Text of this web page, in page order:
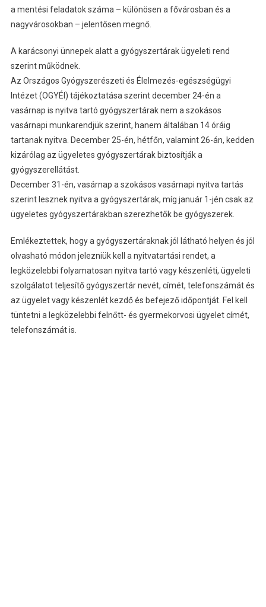
a mentési feladatok száma – különösen a fővárosban és a
nagyvárosokban – jelentősen megnő.
A karácsonyi ünnepek alatt a gyógyszertárak ügyeleti rend
szerint működnek.
Az Országos Gyógyszerészeti és Élelmezés-egészségügyi
Intézet (OGYÉI) tájékoztatása szerint december 24-én a
vasárnap is nyitva tartó gyógyszertárak nem a szokásos
vasárnapi munkarendjük szerint, hanem általában 14 óráig
tartanak nyitva. December 25-én, hétfőn, valamint 26-án, kedden
kizárólag az ügyeletes gyógyszertárak biztosítják a
gyógyszerellátást.
December 31-én, vasárnap a szokásos vasárnapi nyitva tartás
szerint lesznek nyitva a gyógyszertárak, míg január 1-jén csak az
ügyeletes gyógyszertárakban szerezhetők be gyógyszerek.
Emlékeztettek, hogy a gyógyszertáraknak jól látható helyen és jól
olvasható módon jelezniük kell a nyitvatartási rendet, a
legközelebbi folyamatosan nyitva tartó vagy készenléti, ügyeleti
szolgálatot teljesítő gyógyszertár nevét, címét, telefonszámát és
az ügyelet vagy készenlét kezdő és befejező időpontját. Fel kell
tüntetni a legközelebbi felnőtt- és gyermekorvosi ügyelet címét,
telefonszámát is.